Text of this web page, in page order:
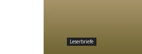
Leserbriefe